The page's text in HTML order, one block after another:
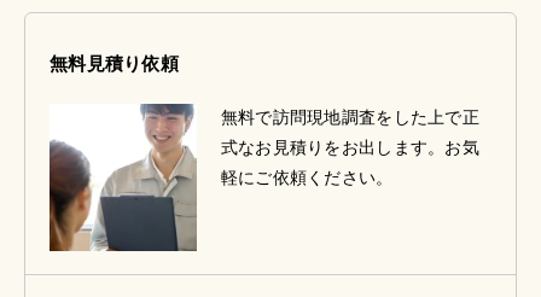
無料見積り依頼
無料で訪問現地調査をした上で正
式なお見積りをお出します。お気
軽にご依頼ください。